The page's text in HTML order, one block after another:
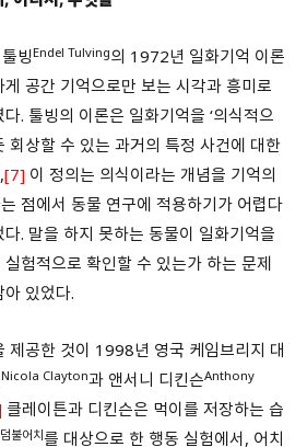
빙Endel Tulving의 1972년 일화기억 이론
공간 기억으로만 보는 시각과 흥미로
. 툴빙의 이론은 일화기억을 ‘의식적으
회상할 수 있는 과거의 특정 사건에 대한
[7] 이 정의는 의식이라는 개념을 기억의
점에서 동물 연구에 적용하기가 어렵다
. 말을 하지 못하는 동물이 일화기억을
험적으로 확인할 수 있는가 하는 문제
있었다.
제공한 것이 1998년 영국 케임브리지 대
Nicola Clayton과 앤서니 디킨슨Anthony
클레이튼과 디킨슨은 먹이를 저장하는 습
불어치를 대상으로 한 행동 실험에서, 어치